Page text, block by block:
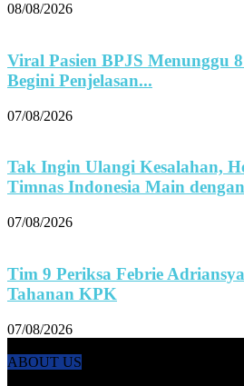
08/08/2026
Viral Pasien BPJS Menunggu
Begini Penjelasan...
07/08/2026
Tak Ingin Ulangi Kesalahan,
Timnas Indonesia Main
07/08/2026
Tim 9 Periksa Febrie
Tahanan KPK
07/08/2026
ABOUT US